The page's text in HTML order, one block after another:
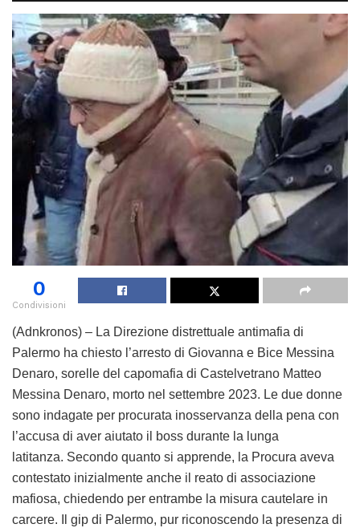
0
Condivisioni
(Adnkronos) – La Direzione distrettuale antimafia di
Palermo ha chiesto l’arresto di Giovanna e Bice Messina
Denaro, sorelle del capomafia di Castelvetrano Matteo
Messina Denaro, morto nel settembre 2023. Le due donne
sono indagate per procurata inosservanza della pena con
l’accusa di aver aiutato il boss durante la lunga
latitanza. Secondo quanto si apprende, la Procura aveva
contestato inizialmente anche il reato di associazione
mafiosa, chiedendo per entrambe la misura cautelare in
carcere. Il gip di Palermo, pur riconoscendo la presenza di